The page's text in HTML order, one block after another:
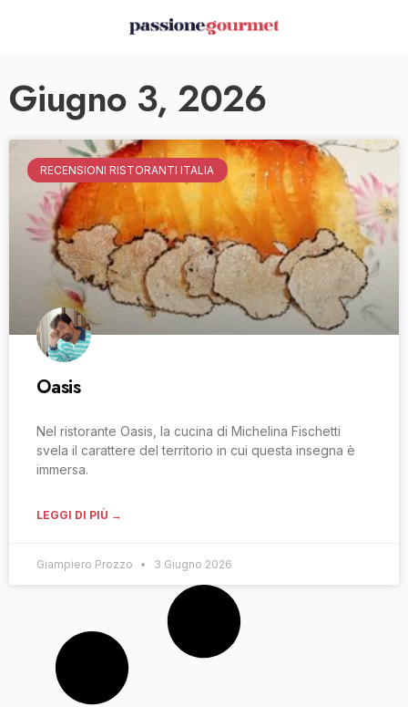
Giugno 3, 2026
RECENSIONI RISTORANTI ITALIA
Oasis
Nel ristorante Oasis, la cucina di Michelina Fischetti
svela il carattere del territorio in cui questa insegna è
immersa.
LEGGI DI PIÙ →
Giampiero Prozzo 3 Giugno 2026